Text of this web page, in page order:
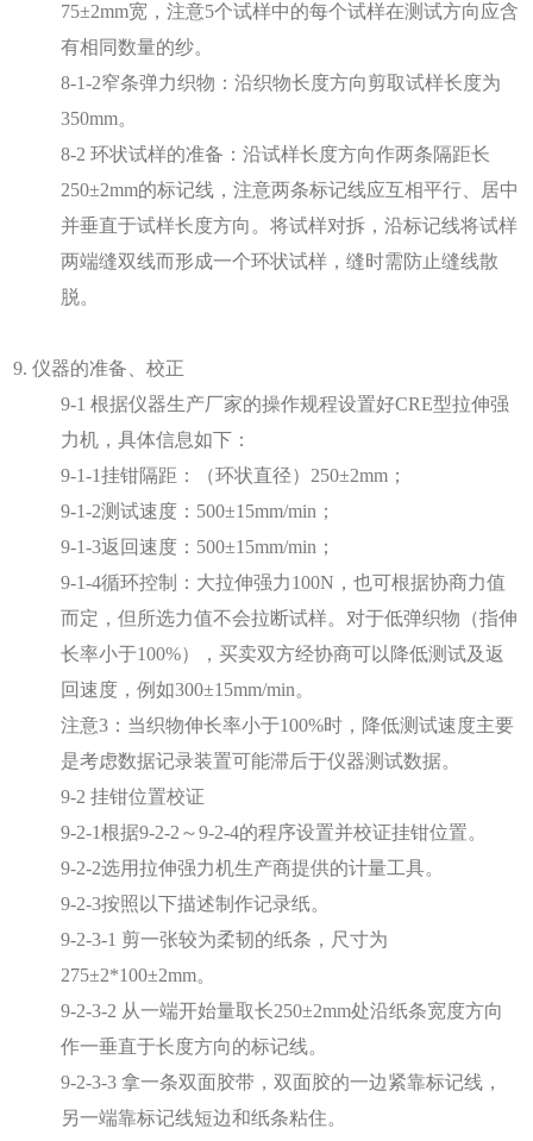
75±2mm宽，注意5个试样中的每个试样在测试方向应含
有相同数量的纱。
8-1-2窄条弹力织物：沿织物长度方向剪取试样长度为
350mm。
8-2 环状试样的准备：沿试样长度方向作两条隔距长
250±2mm的标记线，注意两条标记线应互相平行、居中
并垂直于试样长度方向。将试样对拆，沿标记线将试样
两端缝双线而形成一个环状试样，缝时需防止缝线散
脱。
9. 仪器的准备、校正
9-1 根据仪器生产厂家的操作规程设置好CRE型拉伸强
力机，具体信息如下：
9-1-1挂钳隔距：（环状直径）250±2mm；
9-1-2测试速度：500±15mm/min；
9-1-3返回速度：500±15mm/min；
9-1-4循环控制：大拉伸强力100N，也可根据协商力值
而定，但所选力值不会拉断试样。对于低弹织物（指伸
长率小于100%），买卖双方经协商可以降低测试及返
回速度，例如300±15mm/min。
注意3：当织物伸长率小于100%时，降低测试速度主要
是考虑数据记录装置可能滞后于仪器测试数据。
9-2 挂钳位置校证
9-2-1根据9-2-2～9-2-4的程序设置并校证挂钳位置。
9-2-2选用拉伸强力机生产商提供的计量工具。
9-2-3按照以下描述制作记录纸。
9-2-3-1 剪一张较为柔韧的纸条，尺寸为
275±2*100±2mm。
9-2-3-2 从一端开始量取长250±2mm处沿纸条宽度方向
作一垂直于长度方向的标记线。
9-2-3-3 拿一条双面胶带，双面胶的一边紧靠标记线，
另一端靠标记线短边和纸条粘住。